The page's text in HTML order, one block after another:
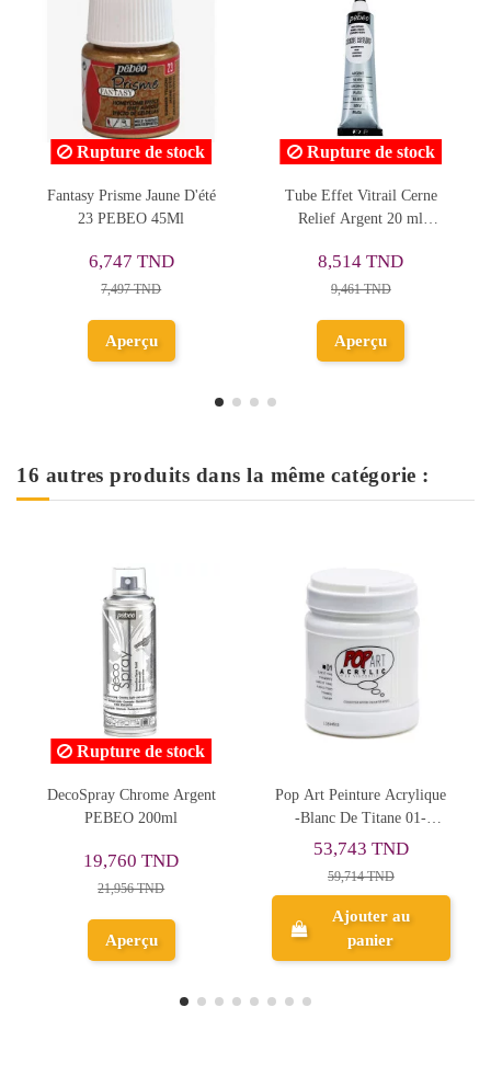
Rupture de stock
Tube Effet Vitrail Cerne
Relief Argent 20 ml
8,514 TND
9,461 TND
Aperçu
Rupture de stock
Peinture Relief Tube 20ml
Cuivre 805 - Amsterdam
9,735 TND
10,817 TND
Aperçu
16 autres produits dans la même catégorie :
Pop Art Peinture Acrylique
-Blanc De Titane 01-
Ajouter au
Acrylique Pouring
Experiences, Bleu
Turquoise - Pébéo
18,796 TND
20,885 TND
Ajouter au
panier